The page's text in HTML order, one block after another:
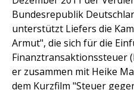
Bundesrepublik
unterstützt Liefers die
Armut", die sich für die
Finanztransaktionssteuer
er zusammen mit Heike
dem Kurzfilm "Steuer